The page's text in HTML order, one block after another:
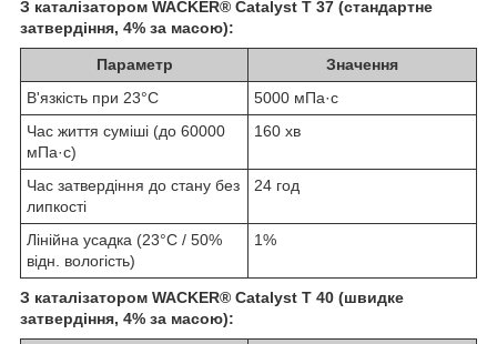
З каталізатором WACKER® Catalyst T 37 (стандартне
затвердіння, 4% за масою):
Параметр
Значення
В'язкість при 23°C
5000 мПа·с
Час життя суміші (до 60000
мПа·с)
160 хв
Час затвердіння до стану без
липкості
24 год
Лінійна усадка (23°C / 50%
відн. вологість)
1%
З каталізатором WACKER® Catalyst T 40 (швидке
затвердіння, 4% за масою):